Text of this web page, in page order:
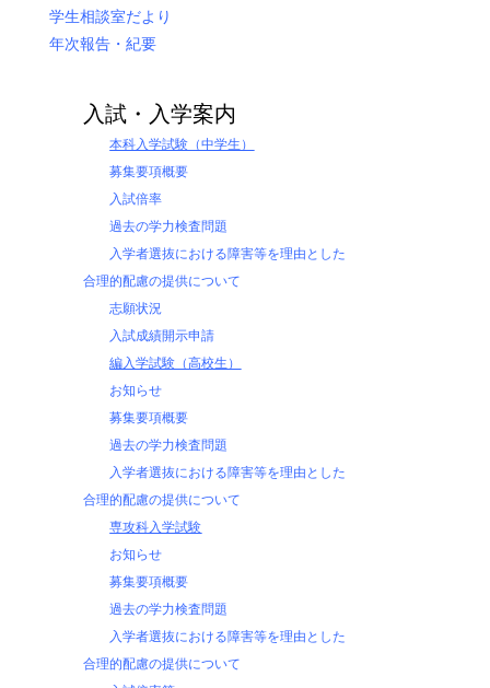
学生相談室だより
年次報告・紀要
入試・入学案内
本科入学試験（中学生）
募集要項概要
入試倍率
過去の学力検査問題
入学者選抜における障害等を理由とした
合理的配慮の提供について
志願状況
入試成績開示申請
編入学試験（高校生）
お知らせ
募集要項概要
過去の学力検査問題
入学者選抜における障害等を理由とした
合理的配慮の提供について
専攻科入学試験
お知らせ
募集要項概要
過去の学力検査問題
入学者選抜における障害等を理由とした
合理的配慮の提供について